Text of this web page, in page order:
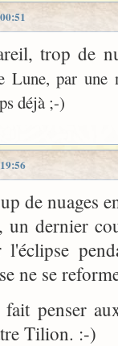
trop de
Lune, par
déjà ;-)
de nuages
un dernier
ne se
fait penser
Tilion. :-)